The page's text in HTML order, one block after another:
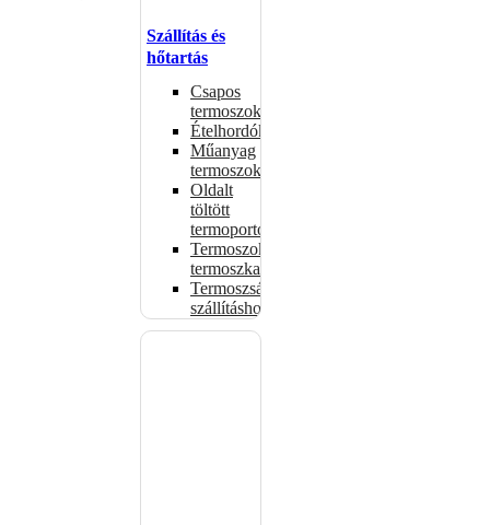
Szállítás és
hőtartás
Csapos
termoszok
Ételhordók
Műanyag
termoszok
Oldalt
töltött
termoportok
Termoszok,
termoszkannák
Termoszsákok
szállításhoz